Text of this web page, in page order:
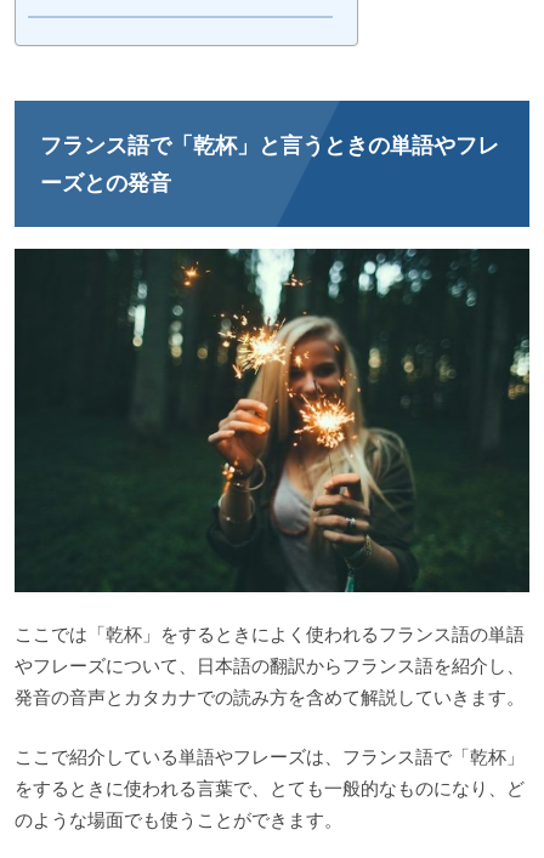
フランス語で「乾杯」と言うときの単語やフレ
ーズとの発音
ここでは「乾杯」をするときによく使われるフランス語の単語
やフレーズについて、日本語の翻訳からフランス語を紹介し、
発音の音声とカタカナでの読み方を含めて解説していきます。
ここで紹介している単語やフレーズは、フランス語で「乾杯」
をするときに使われる言葉で、とても一般的なものになり、ど
のような場面でも使うことができます。